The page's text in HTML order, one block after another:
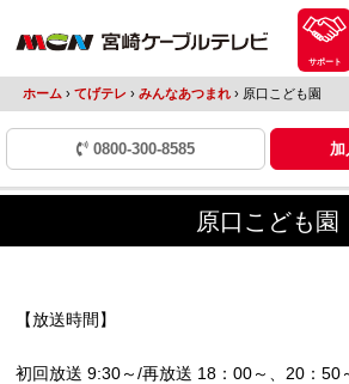
サポート
ホーム › てげテレ › みんなあつまれ ›原口こども園
0800-300-8585 加
原口こども園
【放送時間】
初回放送 9:30～/再放送 18：00～、20：50